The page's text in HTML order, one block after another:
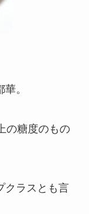
。
の糖度のもの
クラスとも言